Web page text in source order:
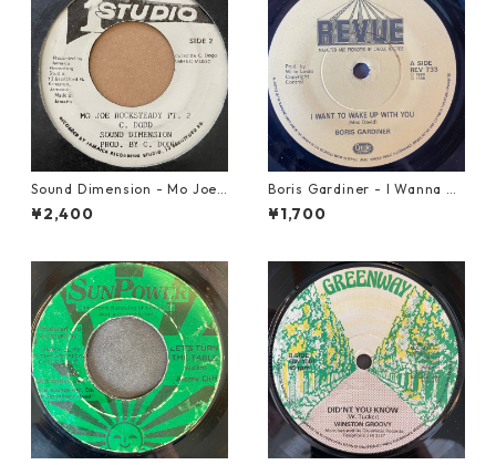
Sound Dimension - Mo Joe
Rock Steady【7-21087】
¥2,400
Boris Gardiner - I Wanna W
ake Up With You【7-2192
4】
¥1,700